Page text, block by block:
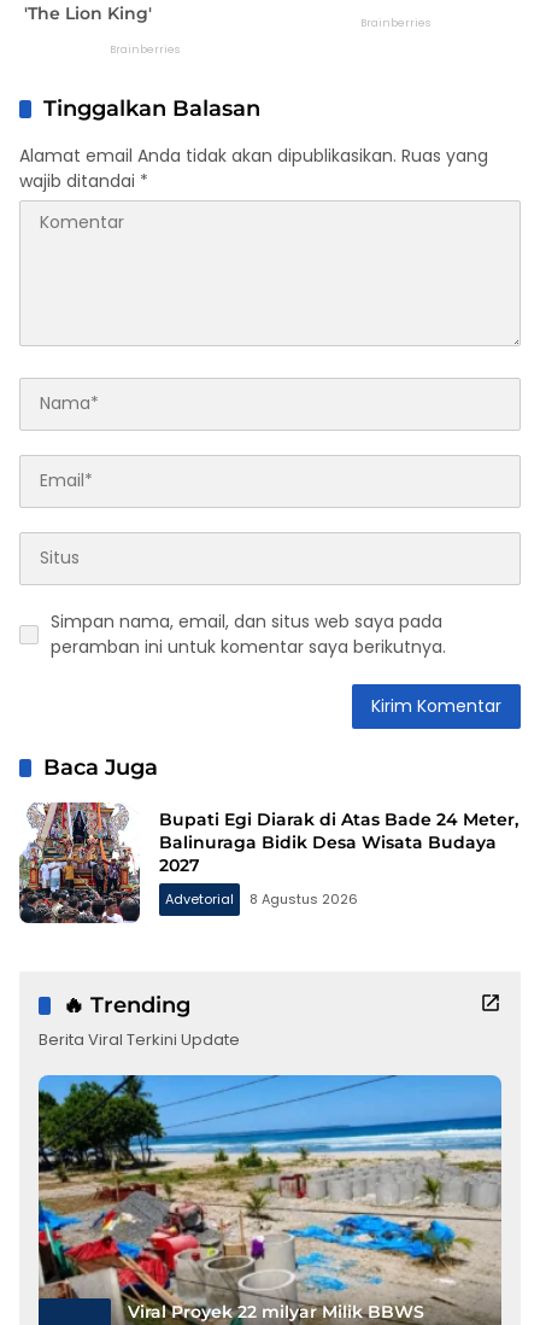
Tinggalkan Balasan
Alamat email Anda tidak akan dipublikasikan. Ruas yang
wajib ditandai *
Simpan nama, email, dan situs web saya pada
peramban ini untuk komentar saya berikutnya.
Baca Juga
Bupati Egi Diarak di Atas Bade 24 Meter,
Balinuraga Bidik Desa Wisata Budaya
2027
Advetorial 8 Agustus 2026
🔥 Trending
Berita Viral Terkini Update
Viral Proyek 22 milyar Milik BBWS